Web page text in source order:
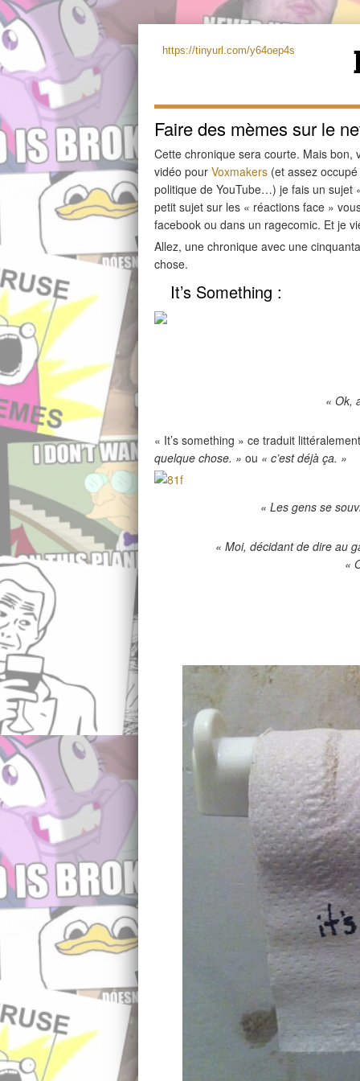
https://tinyurl.com/y64oep4s
Faire des mèmes sur le
Cette chronique sera courte. Mais bon,
vidéo pour Voxmakers (et assez
politique de YouTube…) je fais un sujet
petit sujet sur les « réactions face »
facebook ou dans un ragecomic. Et je
Allez, une chronique avec une
chose.
It’s Something :
« Ok,
« It’s something » ce traduit
quelque chose. » ou « c’est déjà ça. »
« Les gens se
« Moi, décidant de dire au
«